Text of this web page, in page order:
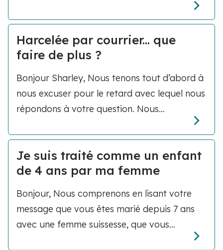
Harcelée par courrier... que
faire de plus ?
Bonjour Sharley, Nous tenons tout d’abord à
nous excuser pour le retard avec lequel nous
répondons à votre question. Nous...
Je suis traité comme un enfant
de 4 ans par ma femme
Bonjour, Nous comprenons en lisant votre
message que vous êtes marié depuis 7 ans
avec une femme suissesse, que vous...